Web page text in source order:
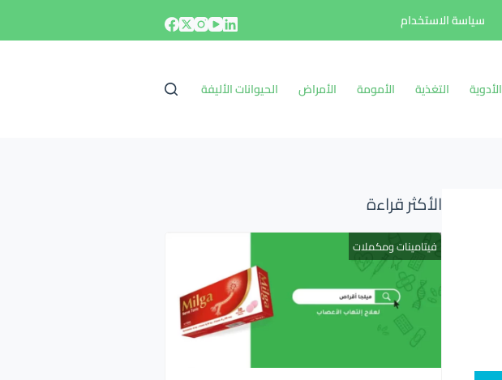
سياسة الاستخدام
الأدوية التغذية الأمومة الأمراض الحيوانات الأليفة
الأكثر قراءة
فيتامينات ومكملات